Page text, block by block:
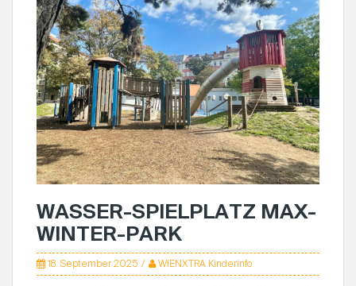
WASSER-SPIELPLATZ MAX-
WINTER-PARK
18. September 2025 WIENXTRA Kinderinfo